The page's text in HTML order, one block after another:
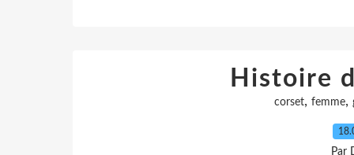
Histoire
corset, femme,
Par